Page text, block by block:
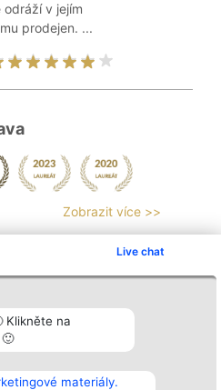
Live chat
Klikněte na
materiály.
v jejím
prodejen. ...
Zobrazit více >>
všech
Kontakt